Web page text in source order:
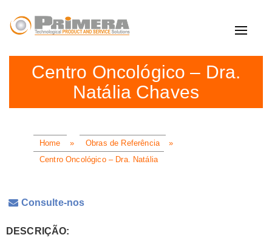
Toggle
Centro Oncológico – Dra.
Natália Chaves
Home » Obras de Referência
»
Centro Oncológico – Dra. Natália
Consulte-nos
DESCRIÇÃO: